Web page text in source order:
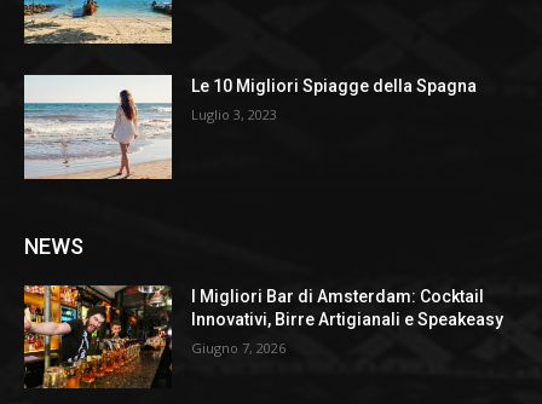
Le 10 Migliori Spiagge della Spagna
Luglio 3, 2023
NEWS
I Migliori Bar di Amsterdam: Cocktail
Innovativi, Birre Artigianali e Speakeasy
Giugno 7, 2026